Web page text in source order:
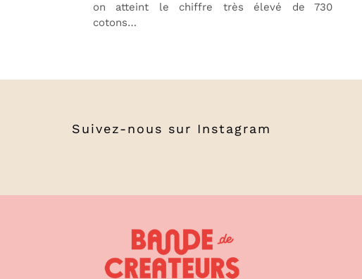
on atteint le chiffre très élevé de 730
cotons…
Suivez-nous sur Instagram